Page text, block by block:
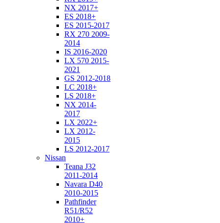
NX 2017+
ES 2018+
ES 2015-2017
RX 270 2009-
2014
IS 2016-2020
LX 570 2015-
2021
GS 2012-2018
LC 2018+
LS 2018+
NX 2014-
2017
LX 2022+
LX 2012-
2015
LS 2012-2017
Nissan
Teana J32
2011-2014
Navara D40
2010-2015
Pathfinder
R51/R52
2010+